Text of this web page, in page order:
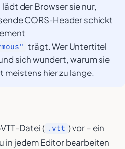
der Browser sie nur,
CORS-Header schickt
trägt. Wer Untertitel
sich wundert, warum sie
meistens hier zu lange.
Datei ( .vtt ) vor – ein
in jedem Editor bearbeiten